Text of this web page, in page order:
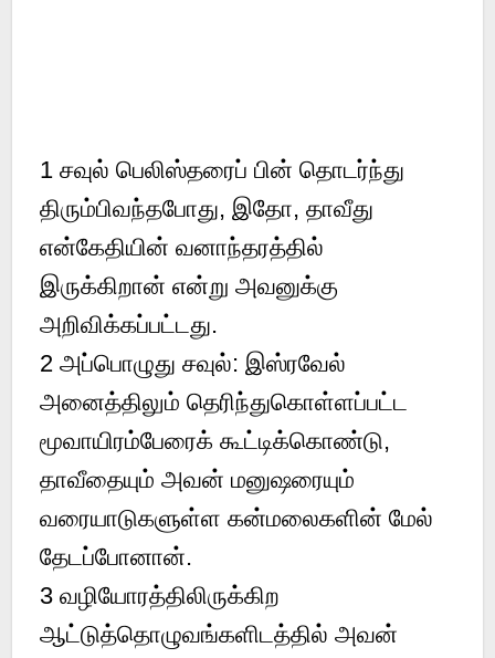
1சவுல் பெலிஸ்தரைப் பின் தொடர்ந்து
திரும்பிவந்தபோது, இதோ, தாவீது
என்கேதியின் வனாந்தரத்தில்
இருக்கிறான் என்று அவனுக்கு
அறிவிக்கப்பட்டது.
2அப்பொழுது சவுல்: இஸ்ரவேல்
அனைத்திலும் தெரிந்துகொள்ளப்பட்ட
மூவாயிரம்பேரைக் கூட்டிக்கொண்டு,
தாவீதையும் அவன் மனுஷரையும்
வரையாடுகளுள்ள கன்மலைகளின் மேல்
தேடப்போனான்.
3வழியோரத்திலிருக்கிற
ஆட்டுத்தொழுவங்களிடத்தில் அவன்